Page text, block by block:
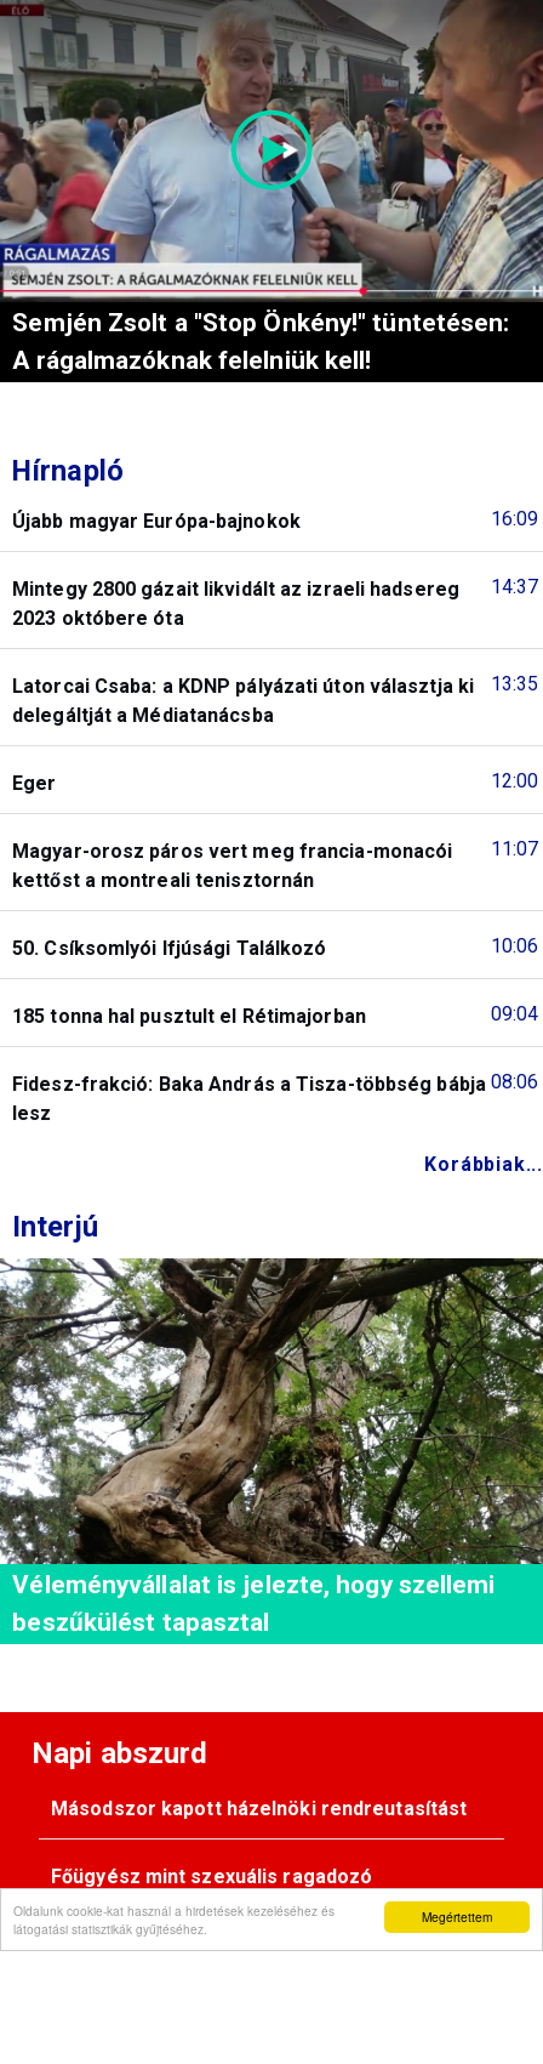
Megértettem
Oldalunk cookie-kat használ a hirdetések kezeléséhez és
látogatási statisztikák gyűjtéséhez.
Semjén Zsolt a "Stop Önkény!" tüntetésen:
A rágalmazóknak felelniük kell!
Hírnapló
16:09
Újabb magyar Európa-bajnokok
14:37
Mintegy 2800 gázait likvidált az izraeli hadsereg
2023 októbere óta
13:35
Latorcai Csaba: a KDNP pályázati úton választja ki
delegáltját a Médiatanácsba
12:00
Eger
11:07
Magyar-orosz páros vert meg francia-monacói
kettőst a montreali tenisztornán
10:06
50. Csíksomlyói Ifjúsági Találkozó
09:04
185 tonna hal pusztult el Rétimajorban
08:06
Fidesz-frakció: Baka András a Tisza-többség bábja
lesz
Korábbiak...
Interjú
Véleményvállalat is jelezte, hogy szellemi
beszűkülést tapasztal
Napi abszurd
Másodszor kapott házelnöki rendreutasítást
Főügyész mint szexuális ragadozó
Pimasz önkényúr